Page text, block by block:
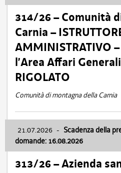
314/26 – Comunità
Carnia –
AMMINISTRATIVO
l’Area Affari
RIGOLATO
Comunità di montagna della Carnia
21.07.2026 - Scadenza della
domande: 16.08.2026
313/26 – Azienda